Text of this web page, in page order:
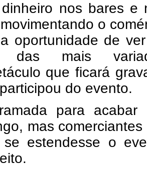
nos bares e
o
oportunidade de
das mais
que ficará
do evento.
para acabar
mas comerciantes
estendesse o